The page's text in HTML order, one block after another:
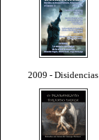
2009 - Disidencias